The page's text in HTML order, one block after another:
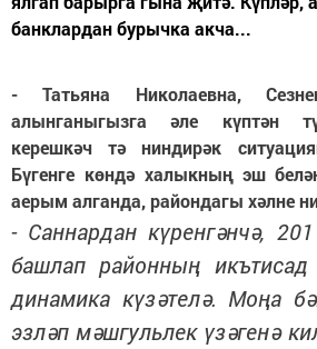
банклардан бурычка акча...
- Татьяна Николаевна,
алынганыгызга әле күптән
керешкәч тә ниндирәк
Бүгенге көндә халыкның эш
аерым алганда, райондагы хәлне
- Саннардан күренгәнчә,
башлап районның икътисад
динамика күзәтелә. Моңа
эзләп мәшгульлек үзәгенә